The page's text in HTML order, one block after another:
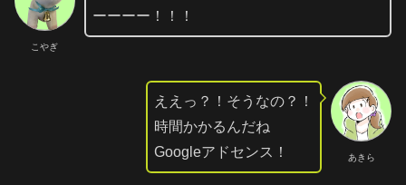
こやぎ
ーーーー！！！
あきら
ええっ？！そうなの？！
時間かかるんだね
Googleアドセンス！